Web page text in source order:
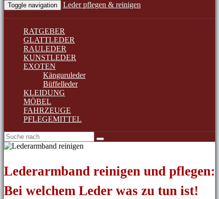
Toggle navigation Leder pflegen & reinigen
RATGEBER
GLATTLEDER
RAULEDER
KUNSTLEDER
EXOTEN
Känguruleder
Büffelleder
KLEIDUNG
MÖBEL
FAHRZEUGE
PFLEGEMITTEL
Lederarmband reinigen und pflegen:
Bei welchem Leder was zu tun ist!